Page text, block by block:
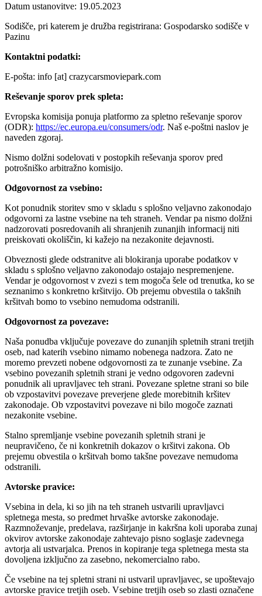
Datum ustanovitve: 19.05.2023
Sodišče, pri katerem je družba registrirana: Gospodarsko sodišče v
Pazinu
Kontaktni podatki:
E-pošta: info [at] crazycarsmoviepark.com
Reševanje sporov prek spleta:
Evropska komisija ponuja platformo za spletno reševanje sporov
(ODR): https://ec.europa.eu/consumers/odr. Naš e-poštni naslov je
naveden zgoraj.
Nismo dolžni sodelovati v postopkih reševanja sporov pred
potrošniško arbitražno komisijo.
Odgovornost za vsebino:
Kot ponudnik storitev smo v skladu s splošno veljavno zakonodajo
odgovorni za lastne vsebine na teh straneh. Vendar pa nismo dolžni
nadzorovati posredovanih ali shranjenih zunanjih informacij niti
preiskovati okoliščin, ki kažejo na nezakonite dejavnosti.
Obveznosti glede odstranitve ali blokiranja uporabe podatkov v
skladu s splošno veljavno zakonodajo ostajajo nespremenjene.
Vendar je odgovornost v zvezi s tem mogoča šele od trenutka, ko se
seznanimo s konkretno kršitvijo. Ob prejemu obvestila o takšnih
kršitvah bomo to vsebino nemudoma odstranili.
Odgovornost za povezave:
Naša ponudba vključuje povezave do zunanjih spletnih strani tretjih
oseb, nad katerih vsebino nimamo nobenega nadzora. Zato ne
moremo prevzeti nobene odgovornosti za te zunanje vsebine. Za
vsebino povezanih spletnih strani je vedno odgovoren zadevni
ponudnik ali upravljavec teh strani. Povezane spletne strani so bile
ob vzpostavitvi povezave preverjene glede morebitnih kršitev
zakonodaje. Ob vzpostavitvi povezave ni bilo mogoče zaznati
nezakonite vsebine.
Stalno spremljanje vsebine povezanih spletnih strani je
neupravičeno, če ni konkretnih dokazov o kršitvi zakona. Ob
prejemu obvestila o kršitvah bomo takšne povezave nemudoma
odstranili.
Avtorske pravice:
Vsebina in dela, ki so jih na teh straneh ustvarili upravljavci
spletnega mesta, so predmet hrvaške avtorske zakonodaje.
Razmnoževanje, predelava, razširjanje in kakršna koli uporaba zunaj
okvirov avtorske zakonodaje zahtevajo pisno soglasje zadevnega
avtorja ali ustvarjalca. Prenos in kopiranje tega spletnega mesta sta
dovoljena izključno za zasebno, nekomercialno rabo.
Če vsebine na tej spletni strani ni ustvaril upravljavec, se upoštevajo
avtorske pravice tretjih oseb. Vsebine tretjih oseb so zlasti označene